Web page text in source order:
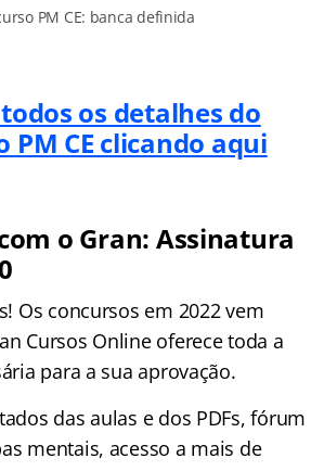
PM CE: banca definida
os detalhes do
PM CE clicando aqui
o Gran: Assinatura
Os concursos em 2022 vem
Cursos Online oferece toda a
para a sua aprovação.
das aulas e dos PDFs, fórum
mentais, acesso a mais de